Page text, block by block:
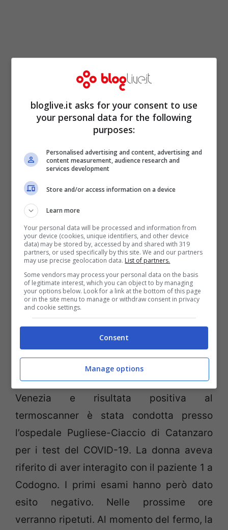
Per quanto riguarda la Lombardia, un
contagiato è stato individuato nel come di
Sesto Cremonese, notizia che è stata
Complessivamente, fino ad ora i casi in
tutta la Regione sono 32, con 10 uomini del
lodigiano posti già in stato di isolamento.
Invece, in quarantena ci sono 250 persone,
tutte in contatto con chi è già stato
contagiato. A Cremona, il sindaco ha
disposto la chiusura di scuole, luoghi di
aggregazione e ha sospeso qualsiasi
manifestazione pubblica in vista del
Carnevale. Inoltre, ha invitato i cittadini di
restare a casa.
Intanto, all’aeroporto di Lamezia Terme,
una donna di 26 anni proveniente da
Venezia e risultata positiva al
termoscanner è stata condotta presso
l’ospedale Pugliese-Ciaccio di Catanzaro
per i test del COVID-19. La donna aveva
riferito di aver interagito con il paziente 1 a
Codogno. I primi esami hanno però dato
esito negativo. Nelle prossime ore
verranno ripetuti. Al momento del fermo, la
bloglive.it asks for your consent to use
your personal data for the following
purposes:
Personalised advertising and content, advertising and
content measurement, audience research and
services development
Store and/or access information on a device
Learn more
Your personal data will be processed and information from
your device (cookies, unique identifiers, and other device
data) may be stored by, accessed by and shared with 319
partners, or used specifically by this site. We and our partners
may use precise geolocation data. List of partners.
Some vendors may process your personal data on the basis
of legitimate interest, which you can object to by managing
your options below. Look for a link at the bottom of this page
or in the site menu to manage or withdraw consent in privacy
and cookie settings.
Consent
Manage options